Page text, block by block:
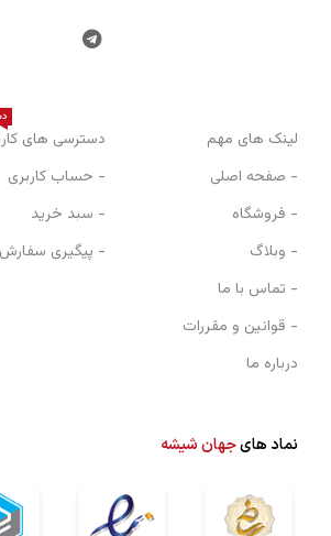
لینک های مهم
- صفحه اصلی
- فروشگاه
- وبلاگ
- تماس با ما
- قوانین و مقررات
درباره ما
دسترسی های
- حساب کاربری
- سبد خرید
- پیگیری سفارش
نماد هایجهان شیشه